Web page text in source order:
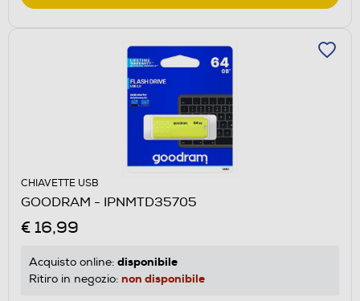
CHIAVETTE USB
GOODRAM - IPNMTD35705
€ 16,99
Acquisto online: disponibile
Ritiro in negozio: non disponibile